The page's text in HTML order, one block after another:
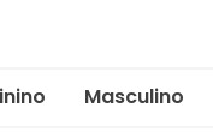
Masculino